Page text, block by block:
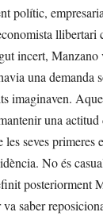
polític,
llibertari
incert, Manzano
una demanda
imaginaven.
una actitud
seves primeres
No és
posteriorment
saber